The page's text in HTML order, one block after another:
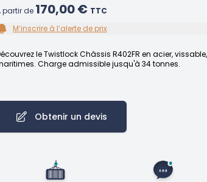
partir de 170,00 € TTC
M’inscrire à l’alerte de prix
le Twistlock Châssis R402FR en acier,
Charge admissible jusqu'à 34 tonnes.
Obtenir un devis